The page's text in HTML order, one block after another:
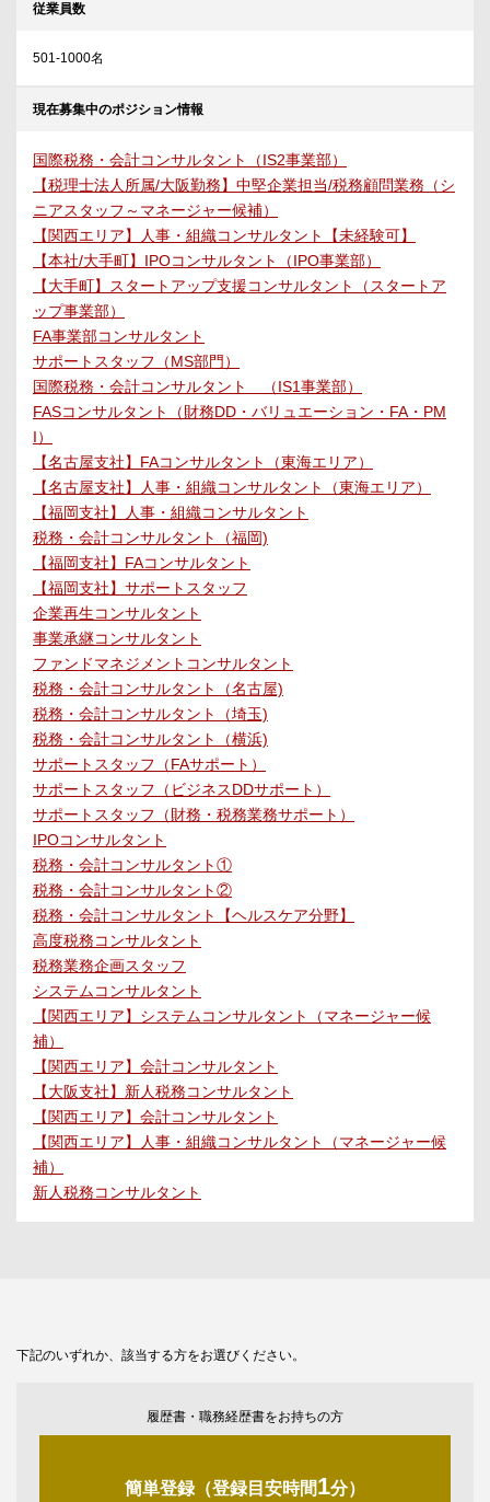
従業員数
501-1000名
現在募集中のポジション情報
国際税務・会計コンサルタント（IS2事業部）
【税理士法人所属/大阪勤務】中堅企業担当/税務顧問業務（シ
ニアスタッフ～マネージャー候補）
【関西エリア】人事・組織コンサルタント【未経験可】
【本社/大手町】IPOコンサルタント（IPO事業部）
【大手町】スタートアップ支援コンサルタント（スタートア
ップ事業部）
FA事業部コンサルタント
サポートスタッフ（MS部門）
国際税務・会計コンサルタント （IS1事業部）
FASコンサルタント（財務DD・バリュエーション・FA・PM
I）
【名古屋支社】FAコンサルタント（東海エリア）
【名古屋支社】人事・組織コンサルタント（東海エリア）
【福岡支社】人事・組織コンサルタント
税務・会計コンサルタント（福岡)
【福岡支社】FAコンサルタント
【福岡支社】サポートスタッフ
企業再生コンサルタント
事業承継コンサルタント
ファンドマネジメントコンサルタント
税務・会計コンサルタント（名古屋)
税務・会計コンサルタント（埼玉)
税務・会計コンサルタント（横浜)
サポートスタッフ（FAサポート）
サポートスタッフ（ビジネスDDサポート）
サポートスタッフ（財務・税務業務サポート）
IPOコンサルタント
税務・会計コンサルタント①
税務・会計コンサルタント②
税務・会計コンサルタント【ヘルスケア分野】
高度税務コンサルタント
税務業務企画スタッフ
システムコンサルタント
【関西エリア】システムコンサルタント（マネージャー候
補）
【関西エリア】会計コンサルタント
【大阪支社】新人税務コンサルタント
【関西エリア】会計コンサルタント
【関西エリア】人事・組織コンサルタント（マネージャー候
補）
新人税務コンサルタント
下記のいずれか、該当する方をお選びください。
履歴書・職務経歴書をお持ちの方
簡単登録（登録目安時間1分）